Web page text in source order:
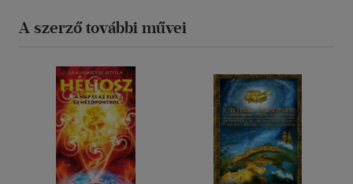
A szerző további művei